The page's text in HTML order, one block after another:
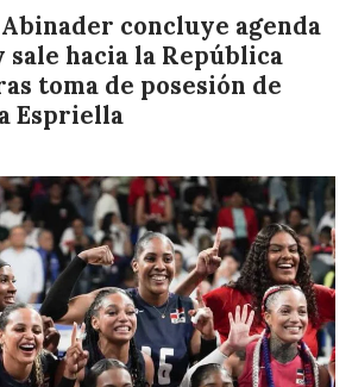
concluye agenda
sale hacia la República
toma de posesión de
Espriella